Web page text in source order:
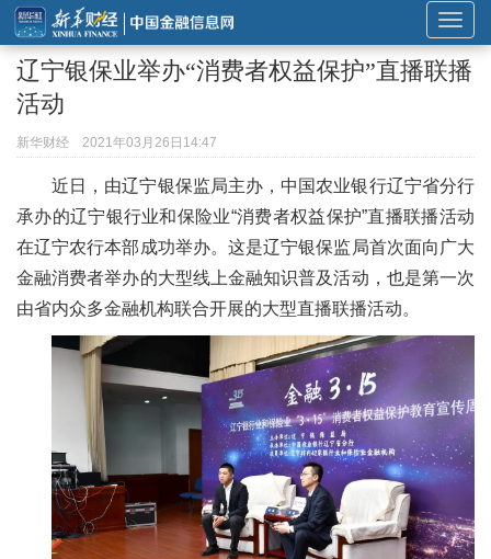
展
开
或
导
航
辽宁银保业举办“消费者权益保护”直播联播
活动
新华财经 2021年03月26日14:47
近日，由辽宁银保监局主办，中国农业银行辽宁省分行
承办的辽宁银行业和保险业“消费者权益保护”直播联播活动
在辽宁农行本部成功举办。这是辽宁银保监局首次面向广大
金融消费者举办的大型线上金融知识普及活动，也是第一次
由省内众多金融机构联合开展的大型直播联播活动。